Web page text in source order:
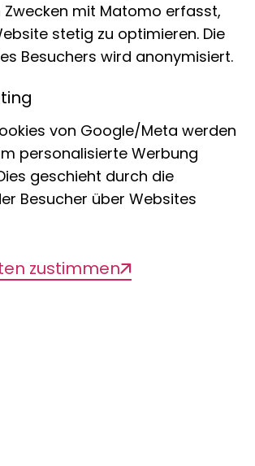
Hausdorf
Landschnecken
mit Matomo erfasst,
stetig zu optimieren. Die
Besuchers wird anonymisiert.
von Google/Meta werden
personalisierte Werbung
geschieht durch die
Besucher über Websites
zustimmen